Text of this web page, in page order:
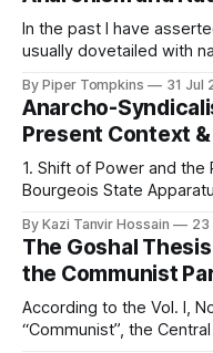
In the past I have
usually dovetailed with
Anarchist commitments
I've said the basic
the
By Piper Tompkins 31 Jul
Anarcho-
Present Context
1. Shift of Power and
Bourgeois State Apparatus The political
revolution in the interest
an unprecedented
the bourgeois state
By Kazi Tanvir Hossain 23
The Goshal
the Communist
According to the Vol. I,
“Communist”, the